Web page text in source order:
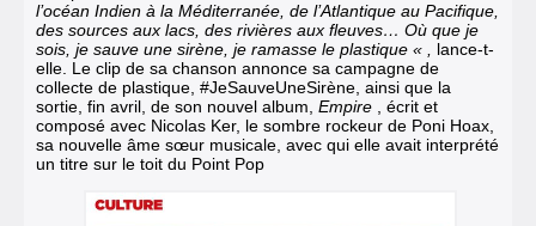
l’océan Indien à la Méditerranée, de l’Atlantique au Pacifique,
des sources aux lacs, des rivières aux fleuves… Où que je
sois, je sauve une sirène, je ramasse le plastique « , lance-t-
elle. Le clip de sa chanson annonce sa campagne de
collecte de plastique, #JeSauveUneSirène, ainsi que la
sortie, fin avril, de son nouvel album, Empire , écrit et
composé avec Nicolas Ker, le sombre rockeur de Poni Hoax,
sa nouvelle âme sœur musicale, avec qui elle avait interprété
un titre sur le toit du Point Pop